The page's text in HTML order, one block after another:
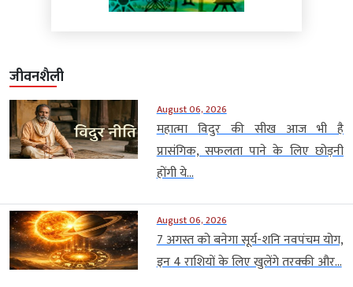
जीवनशैली
August 06, 2026
महात्मा विदुर की सीख आज भी है
प्रासंगिक, सफलता पाने के लिए छोड़नी
होंगी ये...
August 06, 2026
7 अगस्त को बनेगा सूर्य-शनि नवपंचम योग,
इन 4 राशियों के लिए खुलेंगे तरक्की और...